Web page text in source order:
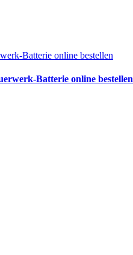
Batterie online bestellen